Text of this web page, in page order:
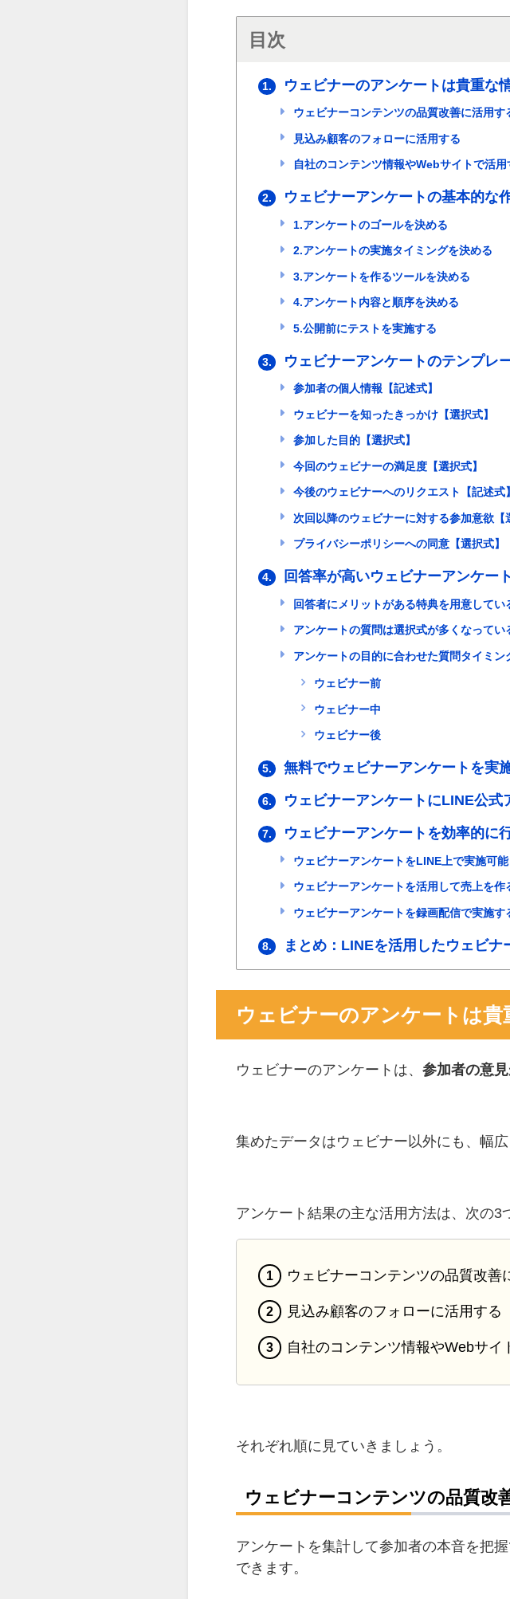
目次
1. ウェビナーのアンケートは貴重な
ウェビナーコンテンツの品質改善に活用す
見込み顧客のフォローに活用する
自社のコンテンツ情報やWebサイトで活用
2. ウェビナーアンケートの基本的な
1.アンケートのゴールを決める
2.アンケートの実施タイミングを決める
3.アンケートを作るツールを決める
4.アンケート内容と順序を決める
5.公開前にテストを実施する
3. ウェビナーアンケートのテンプレ
参加者の個人情報【記述式】
ウェビナーを知ったきっかけ【選択式】
参加した目的【選択式】
今回のウェビナーの満足度【選択式】
今後のウェビナーへのリクエスト【記述式】
次回以降のウェビナーに対する参加意欲【
プライバシーポリシーへの同意【選択式】
4. 回答率が高いウェビナーアンケー
回答者にメリットがある特典を用意してい
アンケートの質問は選択式が多くなってい
アンケートの目的に合わせた質問タイミン
ウェビナー前
ウェビナー中
ウェビナー後
5. 無料でウェビナーアンケートを実
6. ウェビナーアンケートにLINE公式
7. ウェビナーアンケートを効率的に
ウェビナーアンケートをLINE上で実施可能
ウェビナーアンケートを活用して売上を作
ウェビナーアンケートを録画配信で実施す
8. まとめ：LINEを活用したウェビナ
ウェビナーのアンケートは貴
ウェビナーのアンケートは、 参加者の意
集めたデータはウェビナー以外にも、幅広
アンケート結果の主な活用方法は、次の3
ウェビナーコンテンツの品質改善
見込み顧客のフォローに活用する
自社のコンテンツ情報やWebサイ
それぞれ順に見ていきましょう。
ウェビナーコンテンツの品質改
アンケートを集計して参加者の本音を把
できます。